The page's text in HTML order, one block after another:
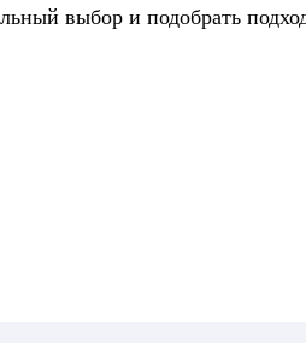
выбор и подобрать